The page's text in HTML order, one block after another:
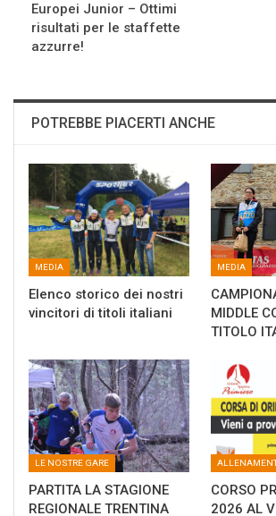
Europei Junior – Ottimi
risultati per le staffette
azzurre!
POTREBBE PIACERTI ANCHE
MEDIA
Elenco storico dei nostri
vincitori di titoli italiani
MEDIA
MIDDLE
TITOLO
LE NOSTRE GARE
PARTITA LA STAGIONE
REGIONALE TRENTINA
CORSO
2026 AL